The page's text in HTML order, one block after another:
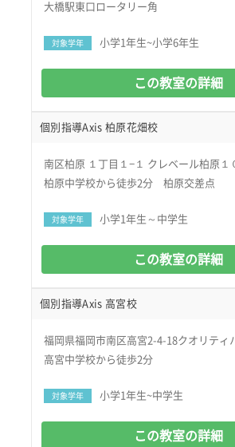
大橋駅東口ロータリー角
対象学年 小学1年生~小学6年生
この教室の詳細
個別指導Axis 柏原花畑校
南区柏原 １丁目１−１ クレベール柏原１
柏原中学校から徒歩2分 柏原交差点
対象学年 小学1年生～中学生
この教室の詳細
個別指導Axis 高宮校
福岡県福岡市南区高宮2-4-18クオリティ
高宮中学校から徒歩2分
対象学年 小学1年生~中学生
この教室の詳細